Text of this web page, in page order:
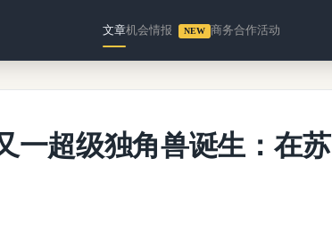
文章机会情报 NEW 商务合作活动
一超级独角兽诞生：在苏